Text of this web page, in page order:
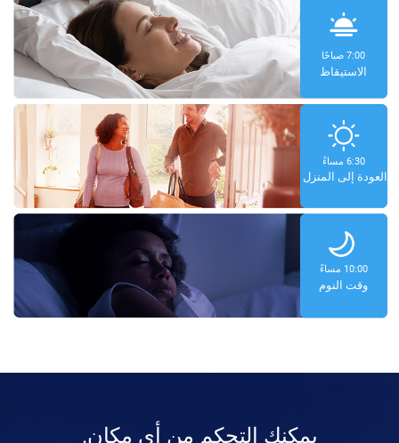
7:00 صباحًا
الاستيقاظ
6:30 مساءً
العودة إلى المنزل
10:00 مساءً
وقت النوم
يمكنك التحكم من أي مكان.